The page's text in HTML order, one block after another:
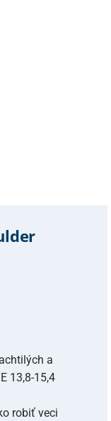
a
13,8-15,4
robiť veci